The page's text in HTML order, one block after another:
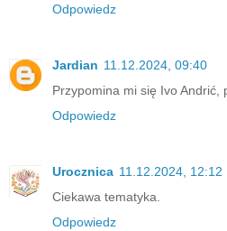
Odpowiedz
Jardian 11.12.2024, 09:40
Przypomina mi się Ivo Andrić,
Odpowiedz
Urocznica 11.12.2024, 12:12
Ciekawa tematyka.
Odpowiedz